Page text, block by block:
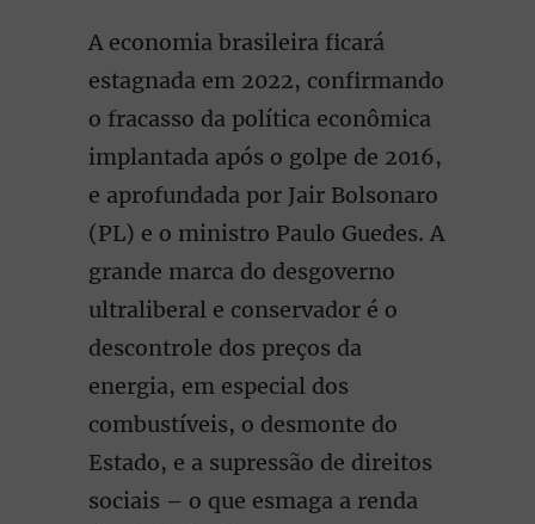
A economia brasileira ficará
estagnada em 2022, confirmando
o fracasso da política econômica
implantada após o golpe de 2016,
e aprofundada por Jair Bolsonaro
(PL) e o ministro Paulo Guedes. A
grande marca do desgoverno
ultraliberal e conservador é o
descontrole dos preços da
energia, em especial dos
combustíveis, o desmonte do
Estado, e a supressão de direitos
sociais – o que esmaga a renda